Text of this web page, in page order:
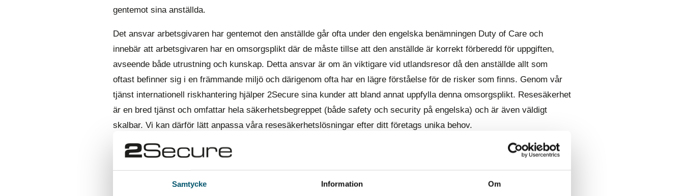
Samtycke Information Om
gentemot sina anställda.
Det ansvar arbetsgivaren har gentemot den anställde går ofta under den engelska benämningen Duty of Care och
innebär att arbetsgivaren har en omsorgsplikt där de måste tillse att den anställde är korrekt förberedd för uppgiften,
avseende både utrustning och kunskap. Detta ansvar är om än viktigare vid utlandsresor då den anställde allt som
oftast befinner sig i en främmande miljö och därigenom ofta har en lägre förståelse för de risker som finns. Genom vår
tjänst internationell riskhantering hjälper 2Secure sina kunder att bland annat uppfylla denna omsorgsplikt. Resesäkerhet
är en bred tjänst och omfattar hela säkerhetsbegreppet (både safety och security på engelska) och är även väldigt
skalbar. Vi kan därför lätt anpassa våra resesäkerhetslösningar efter ditt företags unika behov.
Behöver du stöd med resesäkerhetsåtgärder och upprättandet av en resesäkerhetspolicy?